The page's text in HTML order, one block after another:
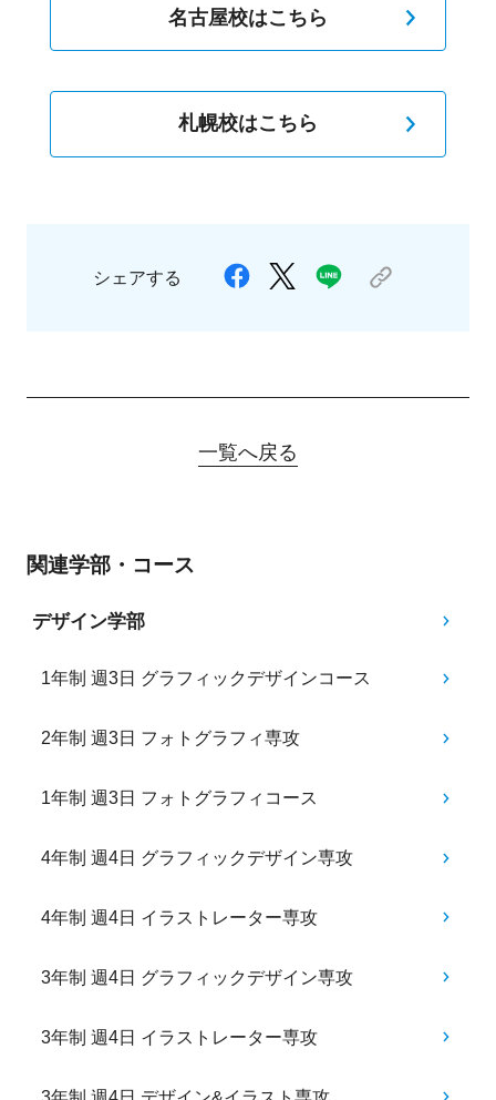
名古屋校はこちら
札幌校はこちら
シェアする
一覧へ戻る
関連学部・コース
デザイン学部
1年制 週3日 グラフィックデザインコース
2年制 週3日 フォトグラフィ専攻
1年制 週3日 フォトグラフィコース
4年制 週4日 グラフィックデザイン専攻
4年制 週4日 イラストレーター専攻
3年制 週4日 グラフィックデザイン専攻
3年制 週4日 イラストレーター専攻